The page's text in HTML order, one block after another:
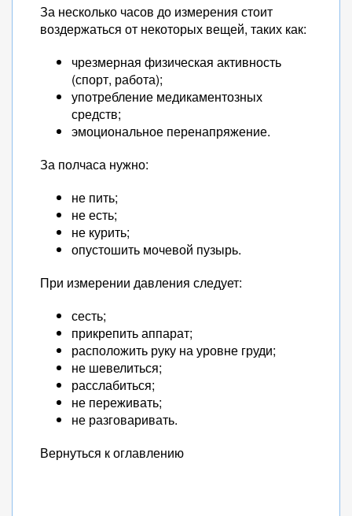
За несколько часов до измерения стоит
воздержаться от некоторых вещей, таких как:
чрезмерная физическая активность
(спорт, работа);
употребление медикаментозных
средств;
эмоциональное перенапряжение.
За полчаса нужно:
не пить;
не есть;
не курить;
опустошить мочевой пузырь.
При измерении давления следует:
сесть;
прикрепить аппарат;
расположить руку на уровне груди;
не шевелиться;
расслабиться;
не переживать;
не разговаривать.
Вернуться к оглавлению